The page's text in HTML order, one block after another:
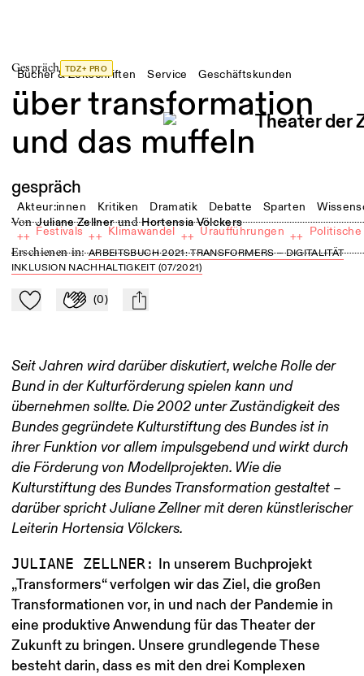
Bücher & Zeitschriften Service Geschäftskunden
Akteur:innen Kritiken Dramatik Debatte Sparten
++ Festivals ++ Klimawandel ++ Uraufführungen ++
Gespräch TDZ+ PRO
über transformation
und das muffeln
gespräch
von Juliane Zellner und Hortensia Völckers
Erschienen in:ARBEITSBUCH 2021: TRANSFORMERS – DIGITALITÄT
INKLUSION NACHHALTIGKEIT (07/2021)
Zu Mein-TdZ hinzufügen
Applaudieren
(0) mail
Seit Jahren wird darüber diskutiert, welche Rolle der
Bund in der Kulturförderung spielen kann und
übernehmen sollte. Die 2002 unter Zuständigkeit des
Bundes gegründete Kulturstiftung des Bundes ist in
ihrer Funktion vor allem impulsgebend und wirkt durch
die Förderung von Modellprojekten. Wie die
Kulturstiftung des Bundes Transformation gestaltet –
darüber spricht Juliane Zellner mit deren künstlerischer
Leiterin Hortensia Völckers.
JULIANE ZELLNER: In unserem Buchprojekt
„Transformers“ verfolgen wir das Ziel, die großen
Transformationen vor, in und nach der Pandemie in
eine produktive Anwendung für das Theater der
Zukunft zu bringen. Unsere grundlegende These
besteht darin, dass es mit den drei Komplexen